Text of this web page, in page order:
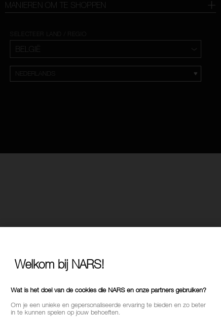
MANIEREN OM TE SHOPPEN
SELECTEER LAND / REGIO
Welkom bij NARS!
Wat is het doel van de cookies die NARS en onze partners gebruiken?
Om je een unieke en gepersonaliseerde ervaring te bieden en zo beter
in te kunnen spelen op jouw behoeften.